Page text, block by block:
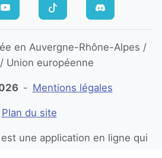
en Auvergne-Rhône-Alpes /
Union européenne
- Mentions légales
Plan du site
une application en ligne qui
les moyens de vendre plus